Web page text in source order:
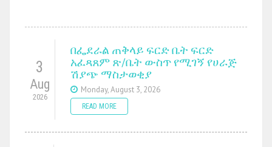
3
Aug
2026
በፌደራል ጠቅላይ ፍርድ ቤት ፍርድ
አፈጻጸም ጽ/ቤት ውስጥ የሚገኝ የሀራጅ
ሽያጭ ማስታወቂያ
Monday, August 3, 2026
READ MORE